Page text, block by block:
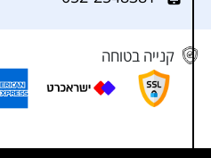
קנייה בטוחה